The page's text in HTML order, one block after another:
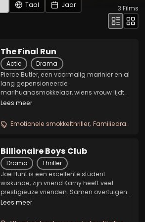
Taal
Jaar
3 Films
The Final Run
Actie
Drama
Pierce Butler, een voormalig marinier en al
lang gepensioneerde
marihuanasmokkelaar, wiens vrouw lijdt
aan een zeldzame vorm van kanker, moet
smokkelpraktijken en één laatste lading
vervoeren om zijn huis, zijn bedrijf en...
Lees meer
Emotionele smokkelthriller Familiedrama met actie
Billionaire Boys Club
Drama
Thriller
Joe Hunt is een excellente student
wiskunde, zijn vriend Karny heeft veel
prestigieuze vrienden. Samen overtuigen
ze hun ex-klasgenoten om te investeren
Boys Club. Dankzij het initiële succes en
Lees meer